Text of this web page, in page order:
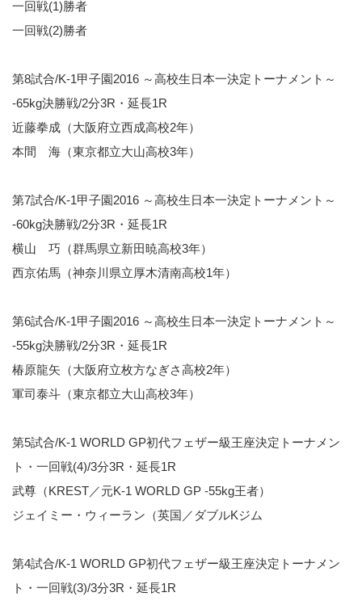
一回戦(1)勝者
一回戦(2)勝者
第8試合/K-1甲子園2016 ～高校生日本一決定トーナメント～
-65kg決勝戦/2分3R・延長1R
近藤拳成（大阪府立西成高校2年）
本間 海（東京都立大山高校3年）
第7試合/K-1甲子園2016 ～高校生日本一決定トーナメント～
-60kg決勝戦/2分3R・延長1R
横山 巧（群馬県立新田暁高校3年）
西京佑馬（神奈川県立厚木清南高校1年）
第6試合/K-1甲子園2016 ～高校生日本一決定トーナメント～
-55kg決勝戦/2分3R・延長1R
椿原龍矢（大阪府立枚方なぎさ高校2年）
軍司泰斗（東京都立大山高校3年）
第5試合/K-1 WORLD GP初代フェザー級王座決定トーナメン
ト・一回戦(4)/3分3R・延長1R
武尊（KREST／元K-1 WORLD GP -55kg王者）
ジェイミー・ウィーラン（英国／ダブルKジム
第4試合/K-1 WORLD GP初代フェザー級王座決定トーナメン
ト・一回戦(3)/3分3R・延長1R